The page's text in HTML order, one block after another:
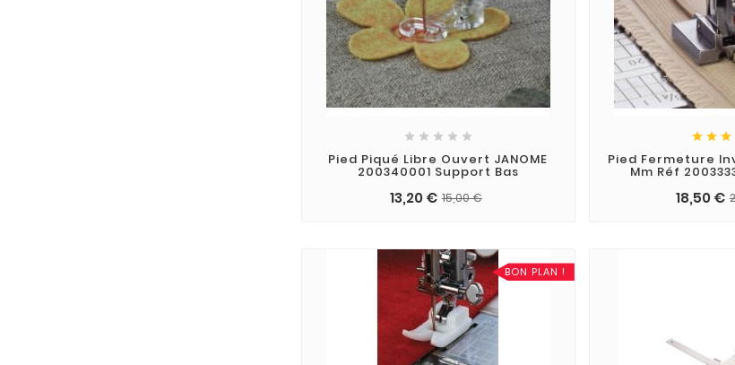
    
Pied Piqué Libre Ouvert JANOME
200340001 Support Bas
13,20 € 15,00 €
  
Pied Fermeture
Mm Réf
18,50 €
BON PLAN !